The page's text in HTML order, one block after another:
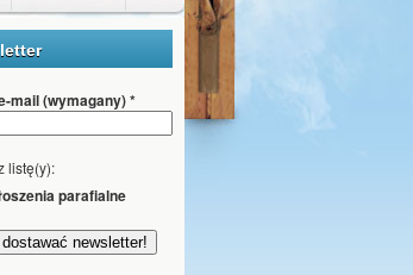
mail (wymagany)*
listę(y):
parafialne